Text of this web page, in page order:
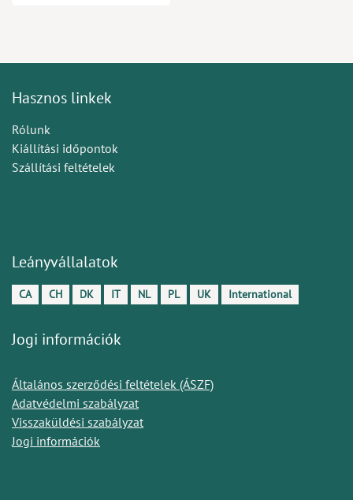
Hasznos linkek
Rólunk
Kiállítási időpontok
Szállítási feltételek
Leányvállalatok
CA CH DK IT NL PL UK International
Jogi információk
Általános szerződési feltételek (ÁSZF)
Adatvédelmi szabályzat
Visszaküldési szabályzat
Jogi információk